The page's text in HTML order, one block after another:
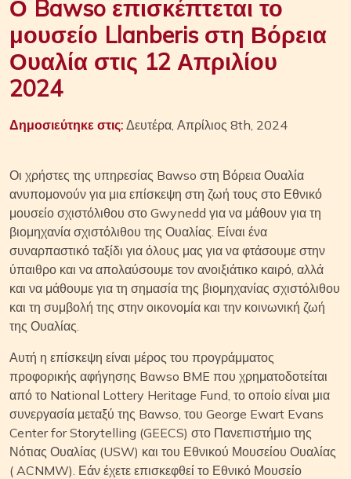
Ο Bawso επισκέπτεται το
μουσείο Llanberis στη Βόρεια
Ουαλία στις 12 Απριλίου
2024
Δημοσιεύτηκε στις: Δευτέρα, Απρίλιος 8th, 2024
Οι χρήστες της υπηρεσίας Bawso στη Βόρεια Ουαλία
ανυπομονούν για μια επίσκεψη στη ζωή τους στο Εθνικό
μουσείο σχιστόλιθου στο Gwynedd για να μάθουν για τη
βιομηχανία σχιστόλιθου της Ουαλίας. Είναι ένα
συναρπαστικό ταξίδι για όλους μας για να φτάσουμε στην
ύπαιθρο και να απολαύσουμε τον ανοιξιάτικο καιρό, αλλά
και να μάθουμε για τη σημασία της βιομηχανίας σχιστόλιθου
και τη συμβολή της στην οικονομία και την κοινωνική ζωή
της Ουαλίας.
Αυτή η επίσκεψη είναι μέρος του προγράμματος
προφορικής αφήγησης Bawso BME που χρηματοδοτείται
από το National Lottery Heritage Fund, το οποίο είναι μια
συνεργασία μεταξύ της Bawso, του George Ewart Evans
Center for Storytelling (GEECS) στο Πανεπιστήμιο της
Νότιας Ουαλίας (USW) και του Εθνικού Μουσείου Ουαλίας
( ACNMW). Εάν έχετε επισκεφθεί το Εθνικό Μουσείο